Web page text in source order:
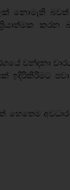
නොමැති බවත්
කරන
වන්දනා
ඉදිරිකිරිමට
හෙතෙම